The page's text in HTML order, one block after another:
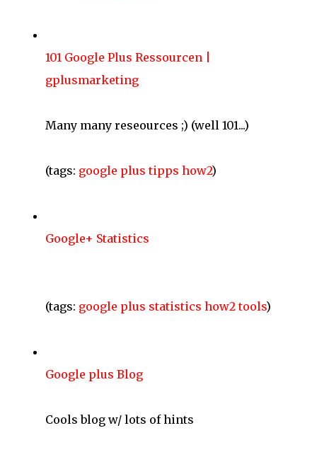
101 Google Plus Ressourcen |
gplusmarketing
Many many reseources ;) (well 101...)
(tags: google plus tipps how2)
Google+ Statistics
(tags: google plus statistics how2 tools)
Google plus Blog
Cools blog w/ lots of hints